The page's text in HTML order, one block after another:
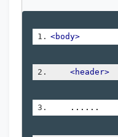
<body>
<header>
......